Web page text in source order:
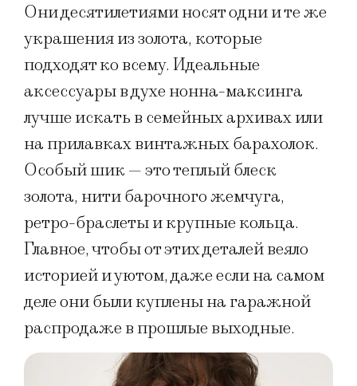
Они десятилетиями носят одни и те же
украшения из золота, которые
подходят ко всему. Идеальные
аксессуары в духе нонна-максинга
лучше искать в семейных архивах или
на прилавках винтажных барахолок.
Особый шик — это теплый блеск
золота, нити барочного жемчуга,
ретро-браслеты и крупные кольца.
Главное, чтобы от этих деталей веяло
историей и уютом, даже если на самом
деле они были куплены на гаражной
распродаже в прошлые выходные.